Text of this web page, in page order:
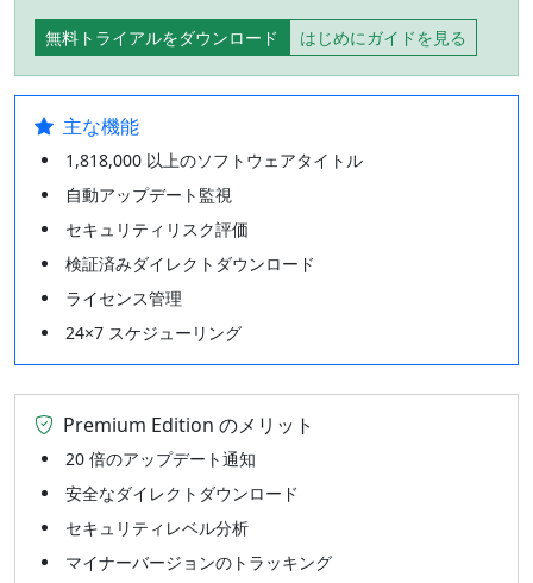
無料トライアルをダウンロード はじめにガイドを見る
主な機能
1,818,000 以上のソフトウェアタイトル
自動アップデート監視
セキュリティリスク評価
検証済みダイレクトダウンロード
ライセンス管理
24×7 スケジューリング
Premium Edition のメリット
20 倍のアップデート通知
安全なダイレクトダウンロード
セキュリティレベル分析
マイナーバージョンのトラッキング